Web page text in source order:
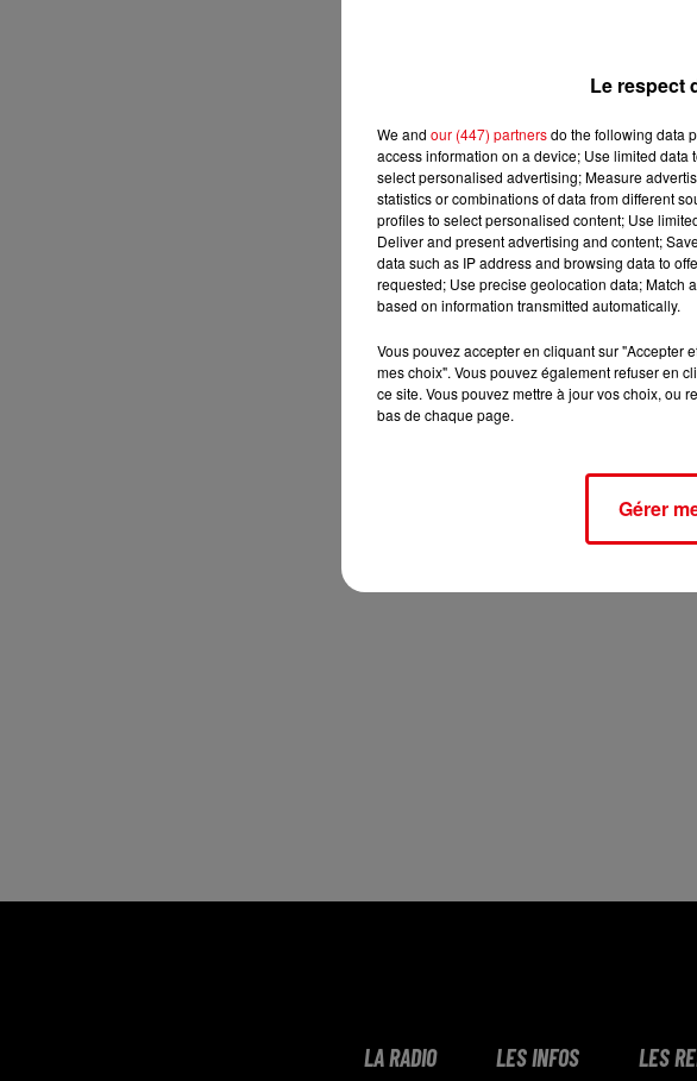
LA RADIO LES INFOS LES
Le respect
We and our (447) partnersdo the following data
access information on a device; Use limited
select personalised advertising; Measure
statistics or combinations of data from different
profiles to select personalised content; Use
Deliver and present advertising and content;
data such as IP address and browsing data to
requested; Use precise geolocation data; Match
based on information transmitted automatically.
Vous pouvez accepter en cliquant sur "Accepter
mes choix". Vous pouvez également refuser en
ce site. Vous pouvez mettre à jour vos choix, ou
bas de chaque page.
Gérer